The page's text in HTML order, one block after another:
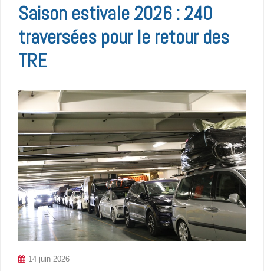
Saison estivale 2026 : 240
traversées pour le retour des
TRE
14 juin 2026